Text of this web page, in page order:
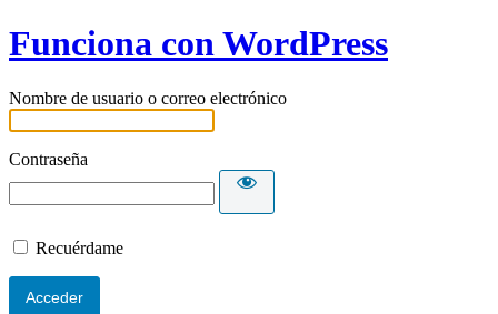
Funciona con WordPress
Nombre de usuario o correo electrónico
Contraseña
Recuérdame